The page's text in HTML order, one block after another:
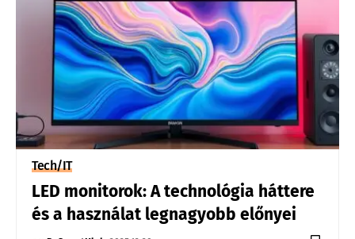
Tech/IT
LED monitorok: A technológia háttere
és a használat legnagyobb előnyei